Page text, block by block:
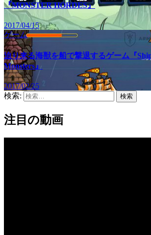
『MONSTER HORDES』
2017/04/15
ゲーム
迫り来る海獣を船で撃退するゲーム『
Monsters』
2017/02/25
検索:
注目の動画